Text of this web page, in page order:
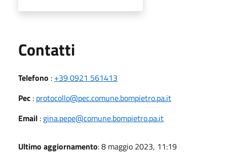
Contatti
Telefono : +39 0921 561413
Pec : protocollo@pec.comune.bompietro.pa.it
Email : gina.pepe@comune.bompietro.pa.it
Ultimo aggiornamento: 8 maggio 2023, 11:19